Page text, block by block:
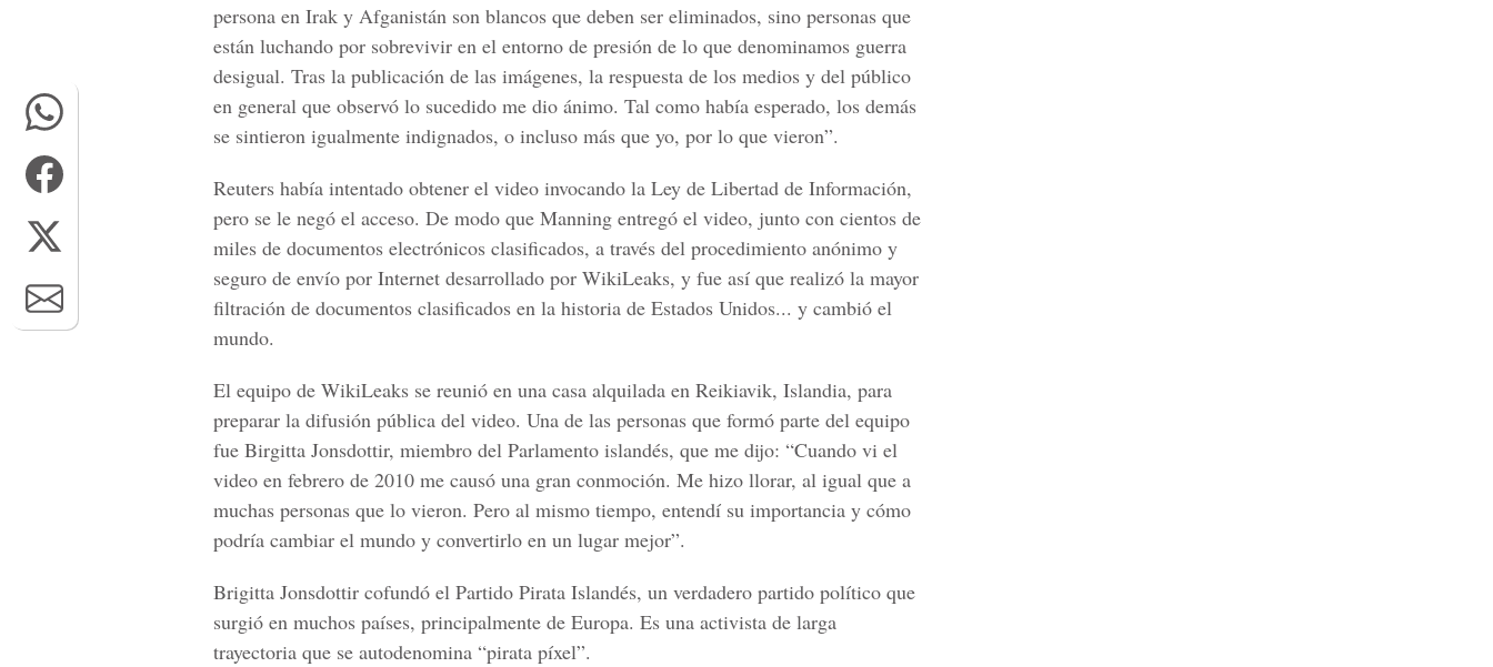
persona en Irak y Afganistán son blancos que deben ser eliminados, sino personas que
están luchando por sobrevivir en el entorno de presión de lo que denominamos guerra
desigual. Tras la publicación de las imágenes, la respuesta de los medios y del público
en general que observó lo sucedido me dio ánimo. Tal como había esperado, los demás
se sintieron igualmente indignados, o incluso más que yo, por lo que vieron”.
Reuters había intentado obtener el video invocando la Ley de Libertad de Información,
pero se le negó el acceso. De modo que Manning entregó el video, junto con cientos de
miles de documentos electrónicos clasificados, a través del procedimiento anónimo y
seguro de envío por Internet desarrollado por WikiLeaks, y fue así que realizó la mayor
filtración de documentos clasificados en la historia de Estados Unidos... y cambió el
mundo.
El equipo de WikiLeaks se reunió en una casa alquilada en Reikiavik, Islandia, para
preparar la difusión pública del video. Una de las personas que formó parte del equipo
fue Birgitta Jonsdottir, miembro del Parlamento islandés, que me dijo: “Cuando vi el
video en febrero de 2010 me causó una gran conmoción. Me hizo llorar, al igual que a
muchas personas que lo vieron. Pero al mismo tiempo, entendí su importancia y cómo
podría cambiar el mundo y convertirlo en un lugar mejor”.
Brigitta Jonsdottir cofundó el Partido Pirata Islandés, un verdadero partido político que
surgió en muchos países, principalmente de Europa. Es una activista de larga
trayectoria que se autodenomina “pirata píxel”.